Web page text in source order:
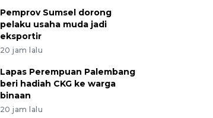
Pemprov Sumsel dorong
pelaku usaha muda jadi
eksportir
20 jam lalu
Lapas Perempuan Palembang
beri hadiah CKG ke warga
binaan
20 jam lalu